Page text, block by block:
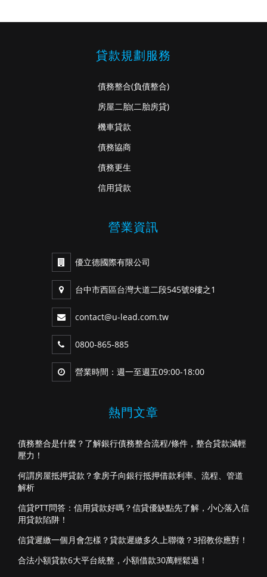
貸款規劃服務
債務整合(負債整合)
房屋二胎(二胎房貸)
機車貸款
債務協商
債務更生
信用貸款
營業資訊
優立德國際有限公司
台中市西區台灣大道二段545號8樓之1
contact@u-lead.com.tw
0800-865-885
營業時間：週一至週五09:00-18:00
熱門文章
債務整合是什麼？了解銀行債務整合流程/條件，整合貸款減輕
壓力！
何謂房屋抵押貸款？拿房子向銀行抵押借款利率、流程、管道
解析
信貸PTT問答：信用貸款好嗎？信貸優缺點先了解，小心落入信
用貸款陷阱！
信貸遲繳一個月會怎樣？貸款遲繳多久上聯徵？3招教你應對！
合法小額貸款6大平台統整，小額借款30萬輕鬆過！